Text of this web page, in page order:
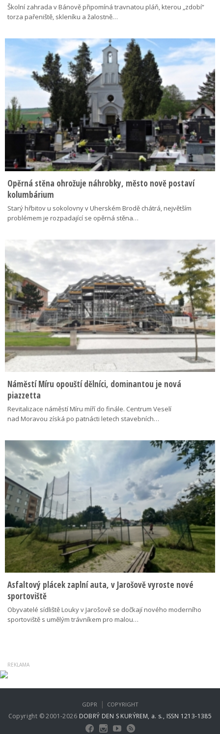
Školní zahrada v Bánově připomíná travnatou pláň, kterou „zdobí“
torza pařeniště, skleníku a žalostně…
Opěrná stěna ohrožuje náhrobky, město nově postaví
kolumbárium
Starý hřbitov u sokolovny v Uherském Brodě chátrá, největším
problémem je rozpadající se opěrná stěna…
Náměstí Míru opouští dělníci, dominantou je nová
piazzetta
Revitalizace náměstí Míru míří do finále. Centrum Veselí
nad Moravou získá po patnácti letech stavebních…
Asfaltový plácek zaplní auta, v Jarošově vyroste nové
sportoviště
Obyvatelé sídliště Louky v Jarošově se dočkají nového moderního
sportoviště s umělým trávníkem pro malou…
Copyright © 2001-2026 DOBRÝ DEN S KURÝREM, a. s., ISSN 1213-1385
GDPR | COPYRIGHT